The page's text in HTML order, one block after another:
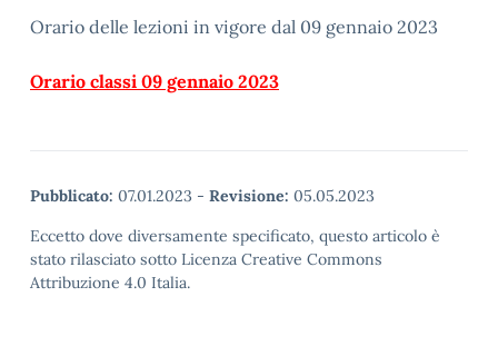
Orario delle lezioni in vigore dal 09 gennaio 2023
Orario classi 09 gennaio 2023
Pubblicato: 07.01.2023 - Revisione: 05.05.2023
Eccetto dove diversamente specificato, questo articolo è
stato rilasciato sotto Licenza Creative Commons
Attribuzione 4.0 Italia.